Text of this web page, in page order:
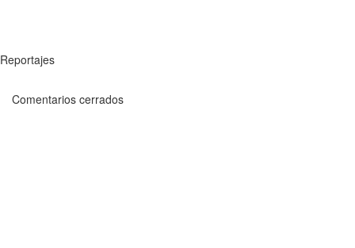
Reportajes
Comentarios cerrados